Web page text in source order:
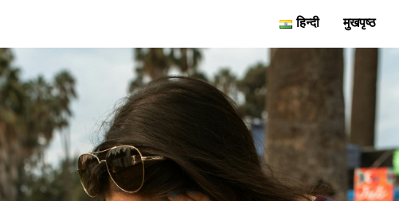
हिन्दी मुखपृष्ठ